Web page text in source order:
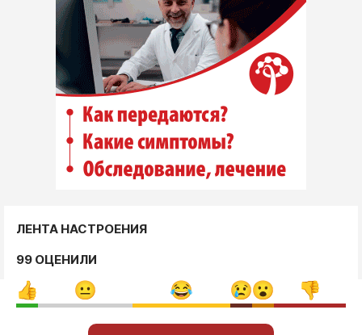
ЛЕНТА НАСТРОЕНИЯ
99 ОЦЕНИЛИ